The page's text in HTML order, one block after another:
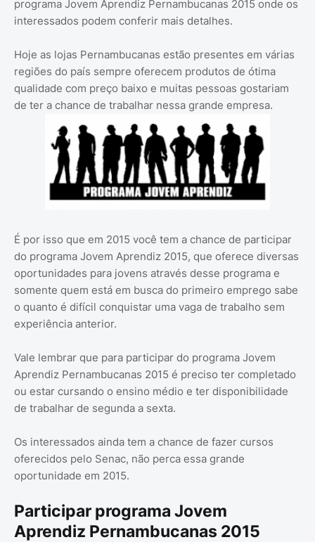
programa Jovem Aprendiz Pernambucanas 2015 onde os
interessados podem conferir mais detalhes.
Hoje as lojas Pernambucanas estão presentes em várias
regiões do país sempre oferecem produtos de ótima
qualidade com preço baixo e muitas pessoas gostariam
de ter a chance de trabalhar nessa grande empresa.
É por isso que em 2015 você tem a chance de participar
do programa Jovem Aprendiz 2015, que oferece diversas
oportunidades para jovens através desse programa e
somente quem está em busca do primeiro emprego sabe
o quanto é difícil conquistar uma vaga de trabalho sem
experiência anterior.
Vale lembrar que para participar do programa Jovem
Aprendiz Pernambucanas 2015 é preciso ter completado
ou estar cursando o ensino médio e ter disponibilidade
de trabalhar de segunda a sexta.
Os interessados ainda tem a chance de fazer cursos
oferecidos pelo Senac, não perca essa grande
oportunidade em 2015.
Participar programa Jovem
Aprendiz Pernambucanas 2015